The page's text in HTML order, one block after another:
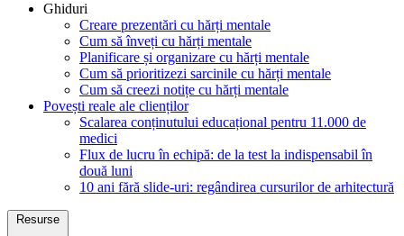
Ghiduri
Creare prezentări cu hărți mentale
Cum să înveți cu hărți mentale
Planificare și organizare cu hărți mentale
Cum să prioritizezi sarcinile cu hărți mentale
Cum să creezi notițe cu hărți mentale
Povești reale ale clienților
Scalarea conținutului educațional pentru 11.000 de
medici
Flux de lucru în echipă: de la test la indispensabil în
două luni
10 ani fără slide-uri: regândirea cursurilor de arhitectură
Resurse